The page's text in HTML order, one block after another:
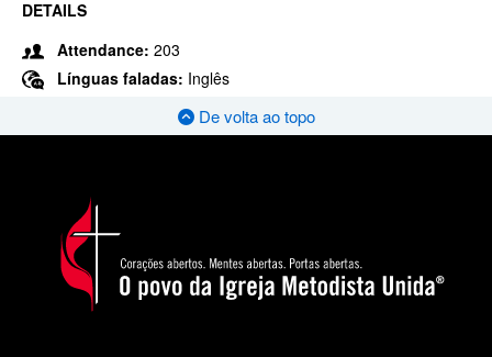
DETAILS
Attendance: 203
Línguas faladas: Inglês
De volta ao topo